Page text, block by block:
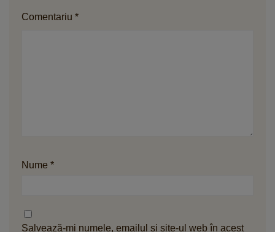
Comentariu *
Nume *
Salvează-mi numele, emailul și site-ul web în acest